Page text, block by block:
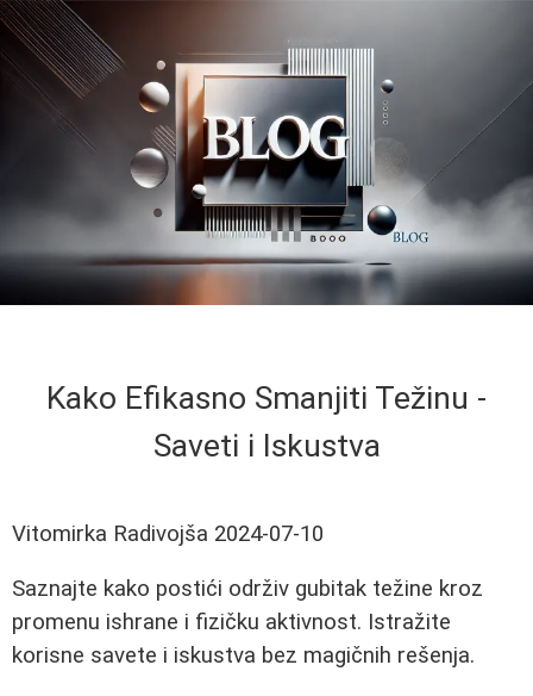
Kako Efikasno Smanjiti Težinu -
Saveti i Iskustva
Vitomirka Radivojša 2024-07-10
Saznajte kako postići održiv gubitak težine kroz
promenu ishrane i fizičku aktivnost. Istražite
korisne savete i iskustva bez magičnih rešenja.